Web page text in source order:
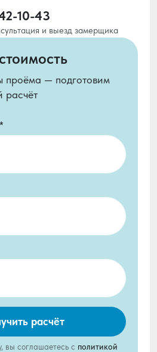
10-43
и выезд замерщика
проёма — подготовим
расчёт
расчёт
вы соглашаетесь с политикой